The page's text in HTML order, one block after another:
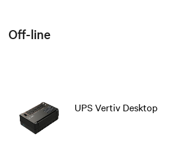
Off-line
UPS Vertiv Desktop